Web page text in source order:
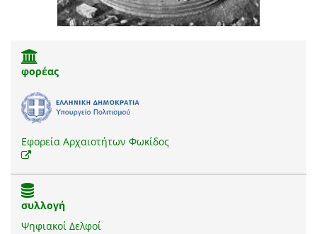
φορέας
Εφορεία Αρχαιοτήτων Φωκίδος
συλλογή
Ψηφιακοί Δελφοί